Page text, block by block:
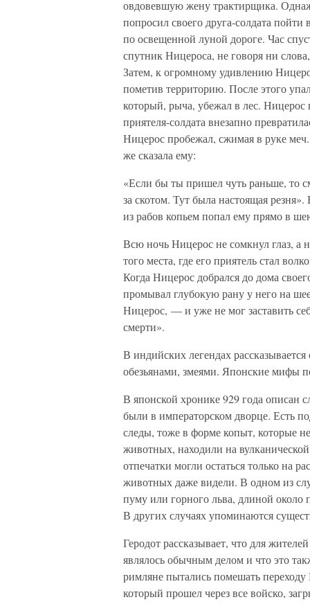
овдовевшую жену трактирщика.
попросил своего друга-солдата
по освещенной луной дороге. Час
спутник Ницероса, не говоря ни
Затем, к огромному удивлению
пометив территорию. После этого
который, рыча, убежал в лес. Ницерос
приятеля-солдата внезапно
Ницерос пробежал, сжимая в руке
же сказала ему:
«Если бы ты пришел чуть раньше, то
за скотом. Тут была настоящая
из рабов копьем попал ему прямо в
Всю ночь Ницерос не сомкнул глаз, а
того места, где его приятель стал
Когда Ницерос добрался до дома
промывал глубокую рану у него на
Ницерос, — и уже не мог заставить
смерти».
В индийских легендах
обезьянами, змеями. Японские мифы
В японской хронике 929 года описан
были в императорском дворце. Есть
следы, тоже в форме копыт, которые
животных, находили на
отпечатки могли остаться только на
животных даже видели. В одном из
пуму или горного льва, длиной около
В других случаях упоминаются
Геродот рассказывает, что для
являлось обычным делом и что это
римляне пытались помешать
который прошел через все войско,